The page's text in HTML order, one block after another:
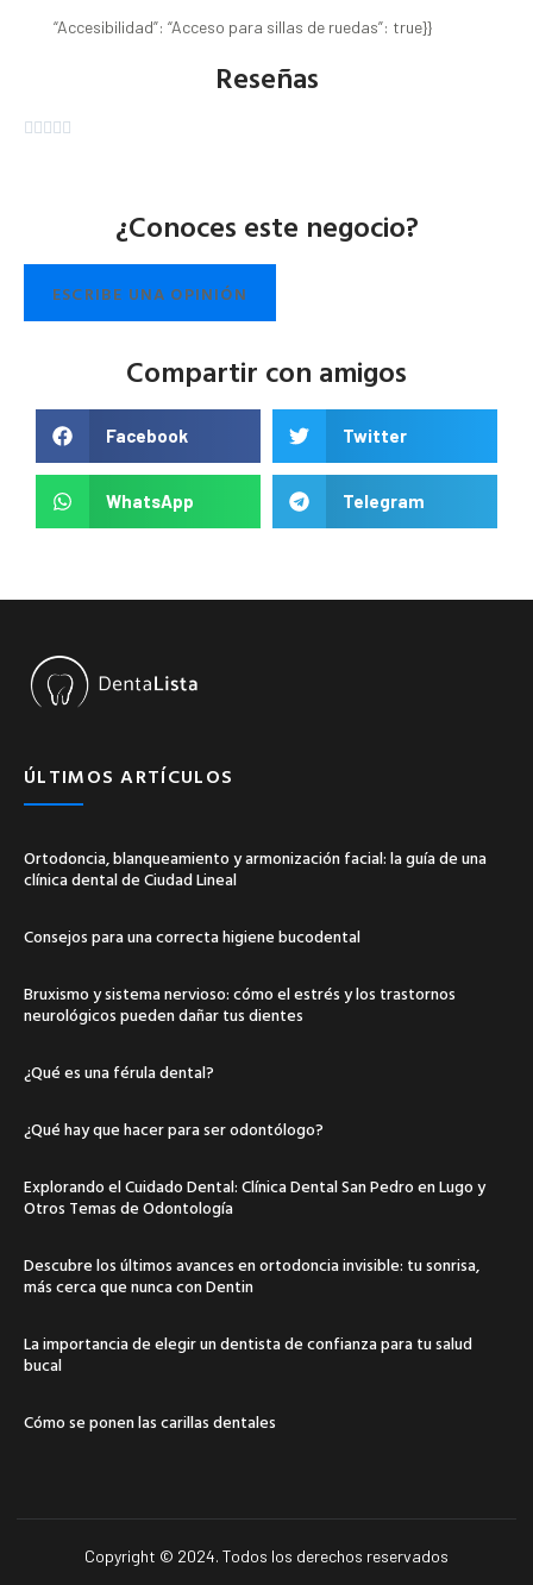
“Accesibilidad”: “Acceso para sillas de ruedas”: true}}
Reseñas
    
¿Conoces este negocio?
ESCRIBE UNA OPINIÓN
Compartir con amigos
Facebook Twitter
WhatsApp Telegram
ÚLTIMOS ARTÍCULOS
Ortodoncia, blanqueamiento y armonización facial: la guía de una
clínica dental de Ciudad Lineal
Consejos para una correcta higiene bucodental
Bruxismo y sistema nervioso: cómo el estrés y los trastornos
neurológicos pueden dañar tus dientes
¿Qué es una férula dental?
¿Qué hay que hacer para ser odontólogo?
Explorando el Cuidado Dental: Clínica Dental San Pedro en Lugo y
Otros Temas de Odontología
Descubre los últimos avances en ortodoncia invisible: tu sonrisa,
más cerca que nunca con Dentin
La importancia de elegir un dentista de confianza para tu salud
bucal
Cómo se ponen las carillas dentales
Copyright © 2024. Todos los derechos reservados